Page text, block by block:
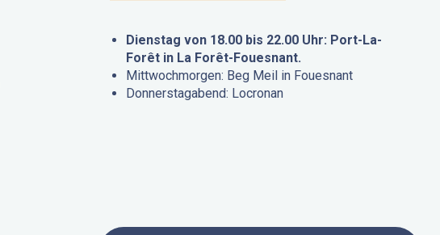
Dienstag von 18.00 bis 22.00 Uhr: Port-La-
Forêt in La Forêt-Fouesnant.
Mittwochmorgen: Beg Meil in Fouesnant
Donnerstagabend: Locronan